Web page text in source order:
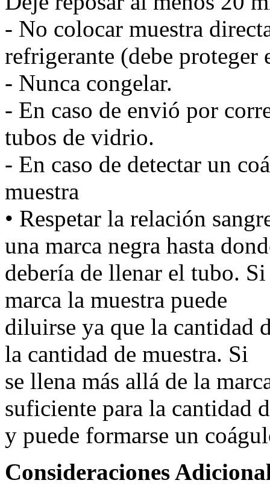
- No colocar muestra
refrigerante (debe proteger
- Nunca congelar.
- En caso de envió por
tubos de vidrio.
- En caso de detectar un
muestra
• Respetar la relación
una marca negra hasta
debería de llenar el tubo.
marca la muestra puede
diluirse ya que la cantidad
la cantidad de muestra. Si
se llena más allá de la
suficiente para la cantidad
y puede formarse un
Consideraciones